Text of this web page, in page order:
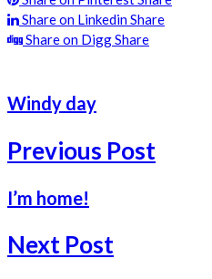
Share on LinkedinShare
Share on DiggShare
Windy day
Previous Post
I’m home!
Next Post